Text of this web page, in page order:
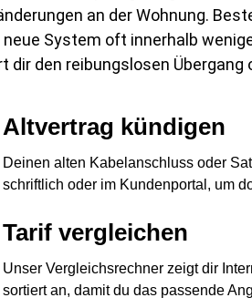
an der Wohnung.
System oft innerhalb
dir den reibungslosen Übergang
Altvertrag kündigen
Deinen alten Kabelanschluss oder
schriftlich oder im Kundenportal, um
Tarif vergleichen
Unser Vergleichsrechner zeigt dir
sortiert an, damit du das passende